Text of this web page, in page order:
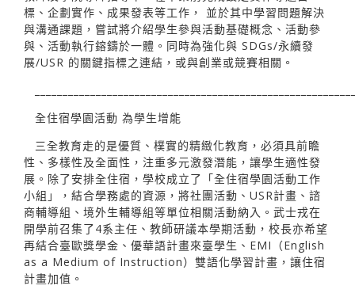
標、企劃實作、成果發表等工作， 並於其中學習問題解決
與溝通課題，嘗試將介紹學生參與活動基礎概念、活動參
與、活動執行鎔鑄於一體。同時為強化與 SDGs/永續發
展/USR 的關鍵指標之連結，或與創業或競賽相關。
全住宿學園活動 為學生增能
三全教育走的是優質、樸實的精緻化教育，必須具前瞻
性、多樣性及全面性，注重多元激發潛能，讓學生適性發
展。除了安排全住宿，學校成立了「全住宿學園活動工作
小組」，結合學務處的資源，將社團活動、USR計畫、諮
商輔導組、境外生輔導組等單位相關活動納入。武士戎在
開學前召集了4系主任、教師研議本學期活動，校長亦希望
再結合臺歐獎學金、優華語計畫來臺學生、EMI（English
as a Medium of Instruction）雙語化學習計畫，讓住宿
計畫加值。